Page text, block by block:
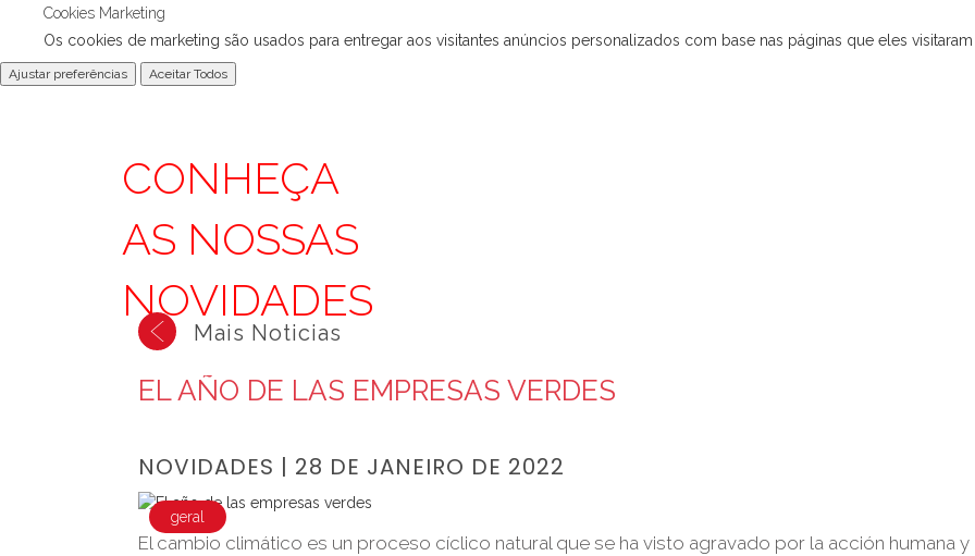
Cookies Marketing
Os cookies de marketing são usados para entregar aos visitantes anúncios personalizados com base nas páginas que eles
Ajustar preferências Aceitar Todos
CONHEÇA
AS NOSSAS
NOVIDADES
< Mais Noticias
EL AÑO DE LAS EMPRESAS VERDES
NOVIDADES | 28 DE JANEIRO DE 2022
geral
El cambio climático es un proceso cíclico natural que se ha visto agravado por la acción humana y